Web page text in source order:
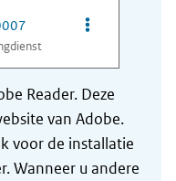
Opties van
Reader. Deze
van Adobe.
voor de installatie
Wanneer u andere